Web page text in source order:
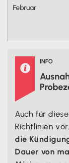
Februar
 INFO
Auch für
Richtlinien
die
Dauer von